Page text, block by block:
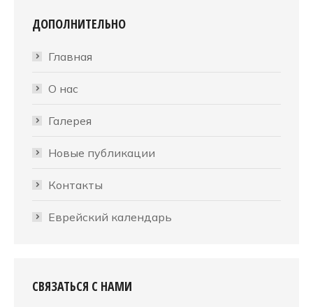
ДОПОЛНИТЕЛЬНО
Главная
О нас
Галерея
Новые публикации
Контакты
Еврейский календарь
СВЯЗАТЬСЯ С НАМИ